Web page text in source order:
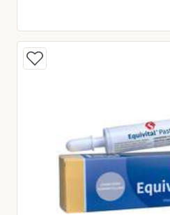
Huidige prijs